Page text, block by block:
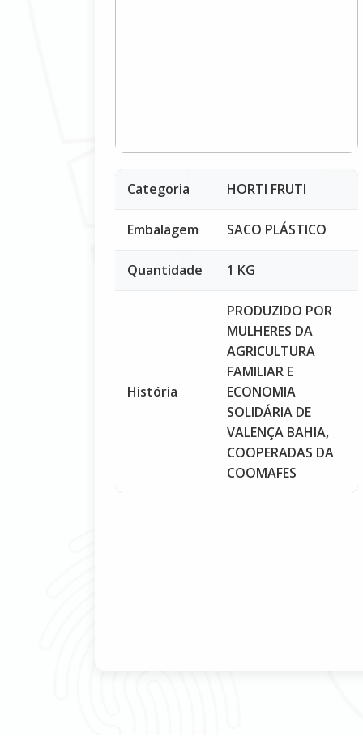
Categoria HORTI FRUTI
Embalagem SACO PLÁSTICO
Quantidade 1 KG
História
PRODUZIDO POR
MULHERES DA
AGRICULTURA
FAMILIAR E
ECONOMIA
SOLIDÁRIA DE
VALENÇA BAHIA,
COOPERADAS DA
COOMAFES